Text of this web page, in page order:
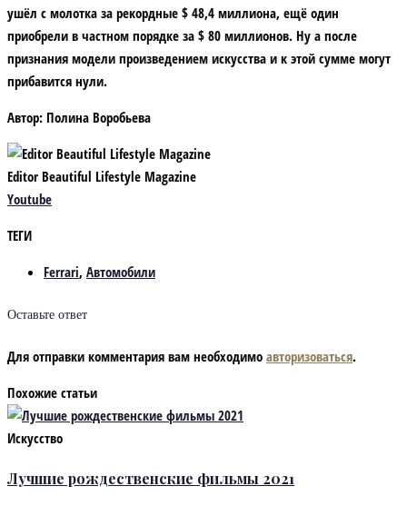
ушёл с молотка за рекордные $ 48,4 миллиона, ещё один
приобрели в частном порядке за $ 80 миллионов. Ну а после
признания модели произведением искусства и к этой сумме могут
прибавится нули.
Автор: Полина Воробьева
Editor Beautiful Lifestyle Magazine
Youtube
ТЕГИ
Ferrari, Автомобили
Оставьте ответ
Для отправки комментария вам необходимо авторизоваться.
Похожие статьи
Искусство
Лучшие рождественские фильмы 2021